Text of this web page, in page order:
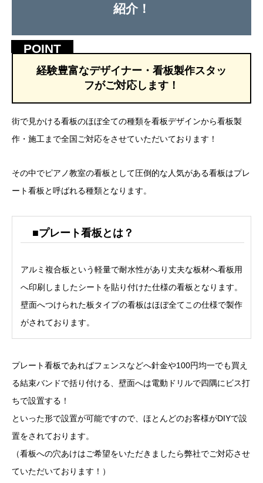
紹介！
経験豊富なデザイナー・看板製作スタッ
フがご対応します！
街で見かける看板のほぼ全ての種類を看板デザインから看板製
作・施工まで全国ご対応をさせていただいております！
その中でピアノ教室の看板として圧倒的な人気がある看板はプレ
ート看板と呼ばれる種類となります。
■プレート看板とは？
アルミ複合板という軽量で耐水性があり丈夫な板材へ看板用
へ印刷しましたシートを貼り付けた仕様の看板となります。
壁面へつけられた板タイプの看板はほぼ全てこの仕様で製作
がされております。
プレート看板であればフェンスなどへ針金や100円均一でも買え
る結束バンドで括り付ける、壁面へは電動ドリルで四隅にビス打
ちで設置する！
といった形で設置が可能ですので、ほとんどのお客様がDIYで設
置をされております。
（看板への穴あけはご希望をいただきましたら弊社でご対応させ
ていただいております！）